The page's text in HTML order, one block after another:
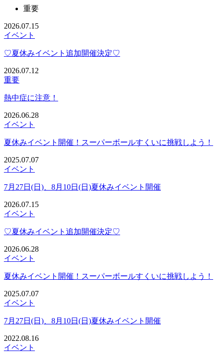
重要
2026.07.15
イベント
♡夏休みイベント追加開催決定♡
2026.07.12
重要
熱中症に注意！
2026.06.28
イベント
夏休みイベント開催！スーパーボールすくいに挑戦しよう！
2025.07.07
イベント
7月27日(日)、8月10日(日)夏休みイベント開催
2026.07.15
イベント
♡夏休みイベント追加開催決定♡
2026.06.28
イベント
夏休みイベント開催！スーパーボールすくいに挑戦しよう！
2025.07.07
イベント
7月27日(日)、8月10日(日)夏休みイベント開催
2022.08.16
イベント